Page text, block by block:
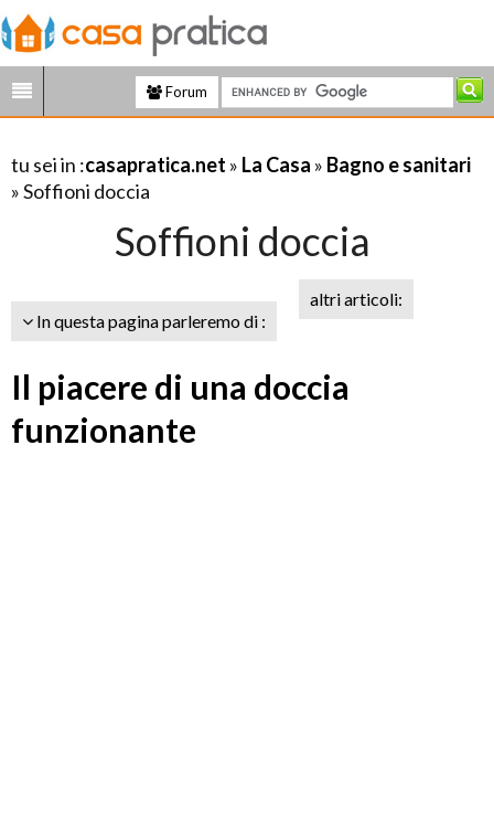
Forum
tu sei in :casapratica.net » La Casa » Bagno e sanitari
» Soffioni doccia
Soffioni doccia
In questa pagina parleremo di :
altri articoli:
Il piacere di una doccia
funzionante